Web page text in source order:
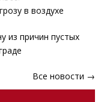
в воздухе
из причин пустых
Все новости →